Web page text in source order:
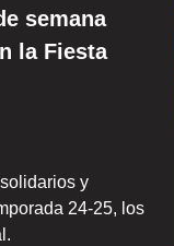
semana
la Fiesta
y
24-25, los